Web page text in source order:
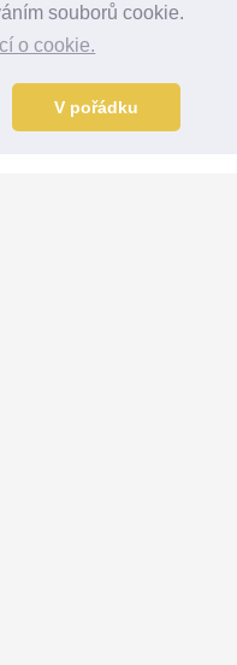
souborů cookie.
o cookie.
V pořádku